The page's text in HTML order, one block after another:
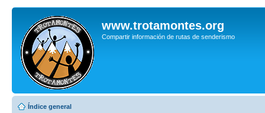
www.trotamontes.org
Compartir información de rutas de senderismo
Índice general